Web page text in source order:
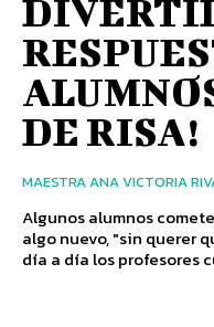
DE RISA!
MAESTRA ANA VICTORIA
Algunos alumnos
algo nuevo, "sin querer
día a día los profesores